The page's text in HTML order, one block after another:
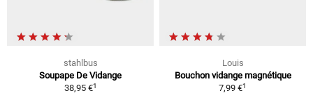
stahlbus
Soupape De Vidange
38,95 €1
Louis
Bouchon vidange magnétique
7,99 €1